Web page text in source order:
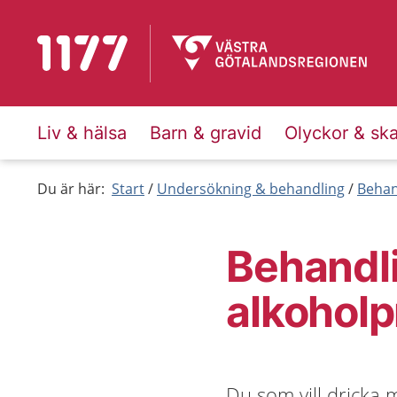
Till startsidan för 1177
Liv & hälsa Barn & gravid Olyckor &
Du är här: Start Undersökning & behandling